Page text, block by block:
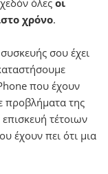
όλες οι
χρόνο.
σου έχει
που έχουν
προβλήματα της
τέτοιων
έχουν πει ότι μια